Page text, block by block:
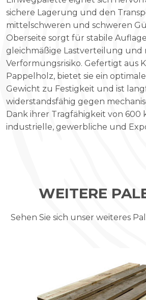
sichere Lagerung und den
mittelschweren und schweren
Oberseite sorgt für stabile
gleichmäßige Lastverteilung und
Verformungsrisiko. Gefertigt aus
Pappelholz, bietet sie ein
Gewicht zu Festigkeit und ist
widerstandsfähig gegen
Dank ihrer Tragfähigkeit von 600
industrielle, gewerbliche und
WEITERE
Sehen Sie sich unser weiteres